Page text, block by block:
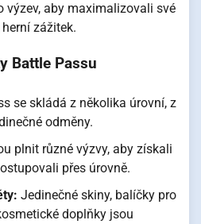
výzev, aby maximalizovali své
zážitek.
Battle Passu
se skládá z několika úrovní, z
odměny.
plnit různé výzvy, aby získali
přes úrovně.
Jedinečné skiny, balíčky pro
doplňky jsou